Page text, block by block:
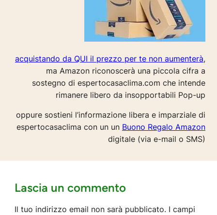
acquistando da QUI il prezzo per te non aumenterà,
ma Amazon riconoscerà una piccola cifra a
sostegno di espertocasaclima.com che intende
rimanere libero da insopportabili Pop-up
oppure sostieni l’informazione libera e imparziale di
espertocasaclima con un un Buono Regalo Amazon
digitale (via e-mail o SMS)
Lascia un commento
Il tuo indirizzo email non sarà pubblicato. I campi